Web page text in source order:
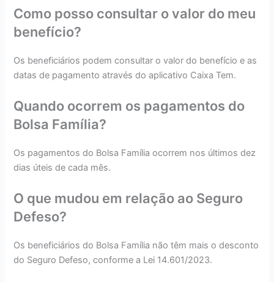
Como posso consultar o valor do meu
benefício?
Os beneficiários podem consultar o valor do benefício e as
datas de pagamento através do aplicativo Caixa Tem.
Quando ocorrem os pagamentos do
Bolsa Família?
Os pagamentos do Bolsa Família ocorrem nos últimos dez
dias úteis de cada mês.
O que mudou em relação ao Seguro
Defeso?
Os beneficiários do Bolsa Família não têm mais o desconto
do Seguro Defeso, conforme a Lei 14.601/2023.